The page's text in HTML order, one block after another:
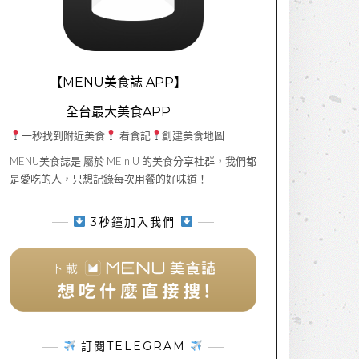
【MENU美食誌 APP】
全台最大美食APP
一秒找到附近美食 看食記
創建美食地圖
MENU美食誌是 屬於 ME n U 的美食分享社群，我們都
是愛吃的人，只想記錄每次用餐的好味道！
3秒鐘加入我們
訂閱TELEGRAM